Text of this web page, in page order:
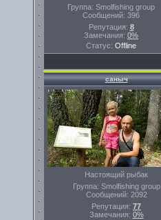
Группа: Smolfishing group
Сообщений: 396
Репутация: 8
Замечания: 0%
Статус: Offline
саныч
Настоящий рыбак
Группа: Smolfishing group
Сообщений: 2092
Репутация: 77
Замечания: 0%